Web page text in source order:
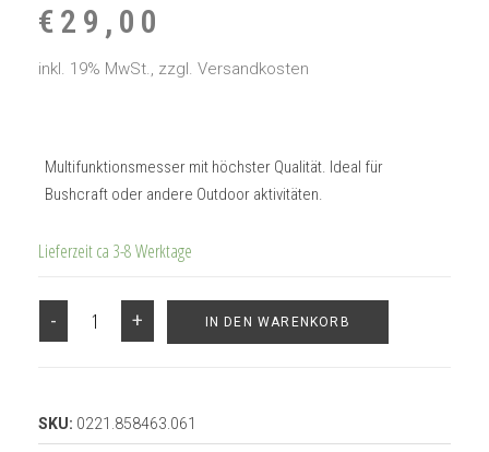
€ 29,00
inkl. 19% MwSt., zzgl. Versandkosten
Multifunktionsmesser mit höchster Qualität. Ideal für
Bushcraft oder andere Outdoor aktivitäten.
Lieferzeit ca 3-8 Werktage
- + IN DEN WARENKORB
SKU: 0221.858463.061